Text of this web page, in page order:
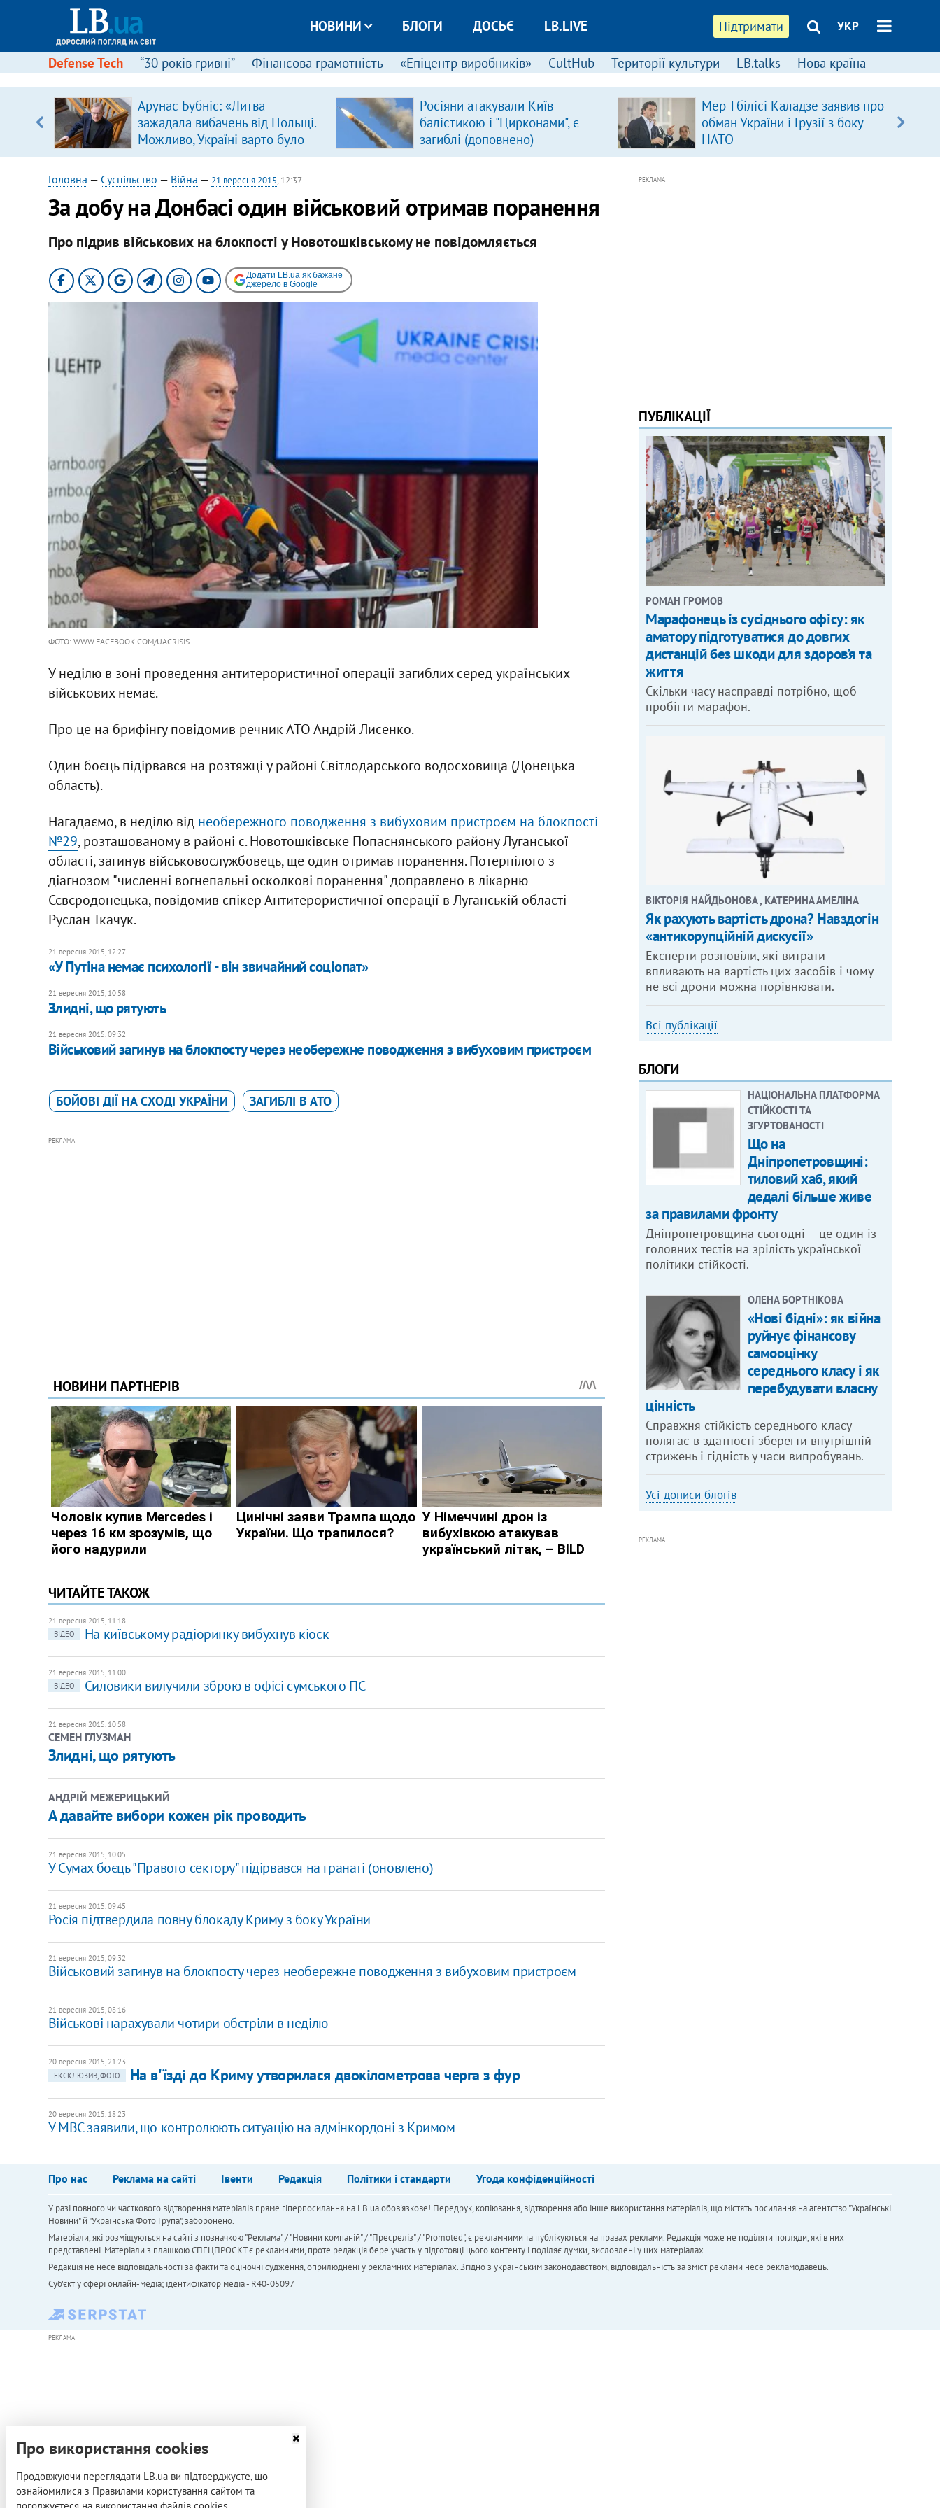
Підтримати УКР
НОВИНИ БЛОГИ ДОСЬЄ LB.LIVE
Defense Tech “30 років гривні” Фінансова грамотність «Епіцентр виробників» CultHub Території культури LB.talks Нова країна
Арунас Бубніс: «Литва
зажадала вибачень від Польщі.
Можливо, Україні варто було
зробити так само»
Росіяни атакували Київ
балістикою і "Цирконами", є
загиблі (доповнено)
Мер Тбілісі Каладзе заявив про
обман України і Грузії з боку
НАТО
Головна — Суспільство — Війна — 21 вересня 2015, 12:37
За добу на Донбасі один військовий отримав поранення
Про підрив військових на блокпості у Новотошківському не повідомляється
Додати LB.ua як бажане
джерело в Google
ФОТО: WWW.FACEBOOK.COM/UACRISIS
У неділю в зоні проведення антитерористичної операції загиблих серед українських
військових немає.
Про це на брифінгу повідомив речник АТО Андрій Лисенко.
Один боєць підірвався на розтяжці у районі Світлодарського водосховища (Донецька
область).
Нагадаємо, в неділю від необережного поводження з вибуховим пристроєм на блокпості
№29, розташованому в районі с. Новотошківське Попаснянського району Луганської
області, загинув військовослужбовець, ще один отримав поранення. Потерпілого з
діагнозом "численні вогнепальні осколкові поранення" доправлено в лікарню
Сєвєродонецька, повідомив спікер Антитерористичної операції в Луганській області
Руслан Ткачук.
21 вересня 2015, 12:27
«У Путіна немає психології - він звичайний соціопат»
21 вересня 2015, 10:58
Злидні, що рятують
21 вересня 2015, 09:32
Військовий загинув на блокпосту через необережне поводження з вибуховим пристроєм
БОЙОВІ ДІЇ НА СХОДІ УКРАЇНИ ЗАГИБЛІ В АТО
РЕКЛАМА
ЧИТАЙТЕ ТАКОЖ
21 вересня 2015, 11:18
ВІДЕО
На київському радіоринку вибухнув кіоск
21 вересня 2015, 11:00
ВІДЕО
Силовики вилучили зброю в офісі сумського ПС
21 вересня 2015, 10:58
СЕМЕН ГЛУЗМАН
Злидні, що рятують
АНДРІЙ МЕЖЕРИЦЬКИЙ
А давайте вибори кожен рік проводить
21 вересня 2015, 10:05
У Сумах боєць "Правого сектору" підірвався на гранаті (оновлено)
21 вересня 2015, 09:45
Росія підтвердила повну блокаду Криму з боку України
21 вересня 2015, 09:32
Військовий загинув на блокпосту через необережне поводження з вибуховим пристроєм
21 вересня 2015, 08:16
Військові нарахували чотири обстріли в неділю
20 вересня 2015, 21:23
ЕКСКЛЮЗИВ, ФОТО
На в'їзді до Криму утворилася двокілометрова черга з фур
20 вересня 2015, 18:23
У МВС заявили, що контролюють ситуацію на адмінкордоні з Кримом
РЕКЛАМА
ПУБЛІКАЦІЇ
РОМАН ГРОМОВ
Марафонець із сусіднього офісу: як
аматору підготуватися до довгих
дистанцій без шкоди для здоров’я та
життя
Скільки часу насправді потрібно, щоб
пробігти марафон.
ВІКТОРІЯ НАЙДЬОНОВА , КАТЕРИНА АМЕЛІНА
Як рахують вартість дрона? Навздогін
«антикорупційній дискусії»
Експерти розповіли, які витрати
впливають на вартість цих засобів і чому
не всі дрони можна порівнювати.
Всі публікації
БЛОГИ
НАЦІОНАЛЬНА ПЛАТФОРМА
СТІЙКОСТІ ТА
ЗГУРТОВАНОСТІ
Що на
Дніпропетровщині:
тиловий хаб, який
дедалі більше живе
за правилами фронту
Дніпропетровщина сьогодні – це один із
головних тестів на зрілість української
політики стійкості.
ОЛЕНА БОРТНІКОВА
«Нові бідні»: як війна
руйнує фінансову
самооцінку
середнього класу і як
перебудувати власну
цінність
Справжня стійкість середнього класу
полягає в здатності зберегти внутрішній
стрижень і гідність у часи випробувань.
Усі дописи блогів
РЕКЛАМА
Про нас Реклама на сайті Івенти Редакція Політики і стандарти Угода конфіденційності
У разі повного чи часткового відтворення матеріалів пряме гіперпосилання на LB.ua обов'язкове! Передрук, копіювання, відтворення або інше використання матеріалів, що містять посилання на агентство "Українськi
Новини" й "Українська Фото Група", заборонено.
Матеріали, які розміщуються на сайті з позначкою "Реклама" / "Новини компаній" / "Пресреліз" / "Promoted", є рекламними та публікуються на правах реклами. Редакція може не поділяти погляди, які в них
представлені. Матеріали з плашкою СПЕЦПРОЄКТ є рекламними, проте редакція бере участь у підготовці цього контенту і поділяє думки, висловлені у цих матеріалах.
Редакція не несе відповідальності за факти та оціночні судження, оприлюднені у рекламних матеріалах. Згідно з українським законодавством, відповідальність за зміст реклами несе рекламодавець.
Cуб'єкт у сфері онлайн-медіа; ідентифікатор медіа - R40-05097
РЕКЛАМА
Про використання cookies
Продовжуючи переглядати LB.ua ви підтверджуєте, що
ознайомилися з Правилами користування сайтом та